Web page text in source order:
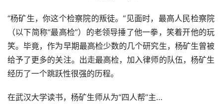
“杨矿生，你这个检察院的叛徒。”见面时，最高人民检察院
（以下简称“最高检”）的老领导捶了他一拳，笑着开他的玩
笑。毕竟，作为早期最高检少数的几个研究生，杨矿生曾被
给予了更多的关注。出走最高检，加入律师的队伍，杨矿生
经历了一个跳跃性很强的历程。
在武汉大学读书，杨矿生师从为“四人帮”主…